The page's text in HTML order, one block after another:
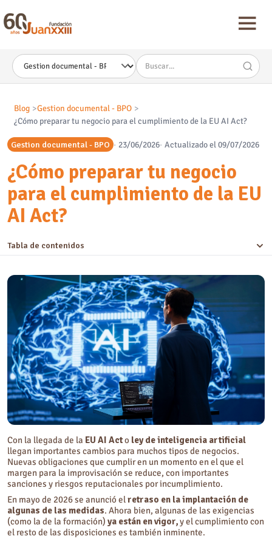
este
sitio
incluye
sistema
accesibilidad.
Blog
Gestion documental - BPO
¿Cómo preparar tu negocio para el cumplimiento de la EU AI Act?
Gestion documental - BPO 23/06/2026 Actualizado el 09/07/2026
¿Cómo preparar tu negocio
para el cumplimiento de la EU
AI Act?
Tabla de contenidos
¿Qué sanciones prevé la ley de inteligencia artificial?
¿Cómo preparar tu organización para el cumplimiento de la EU AI Act?
Fundación Juan XXIII - Servicios Human-in-the-loop de Digital Data:
supervisión humana para una IA responsable
Con la llegada de la EU AI Acto ley de inteligencia artificial
llegan importantes cambios para muchos tipos de negocios.
Nuevas obligaciones que cumplir en un momento en el que el
margen para la improvisación se reduce, con importantes
sanciones y riesgos reputacionales por incumplimiento.
En mayo de 2026 se anunció elretraso en la implantación de
algunas de las medidas. Ahora bien, algunas de las exigencias
(como la de la formación) ya están en vigor,y el cumplimiento con
el resto de las disposiciones es también inminente.